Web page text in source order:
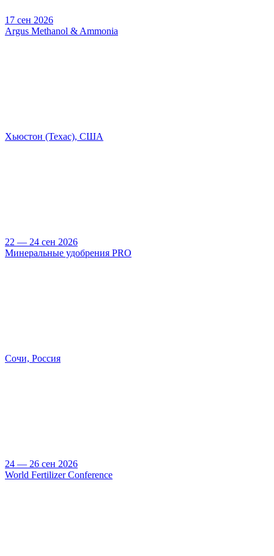
17 сен 2026
Argus Methanol & Ammonia
Хьюстон (Техас), США
22 — 24 сен 2026
Минеральные удобрения PRO
Сочи, Россия
24 — 26 сен 2026
World Fertilizer Conference